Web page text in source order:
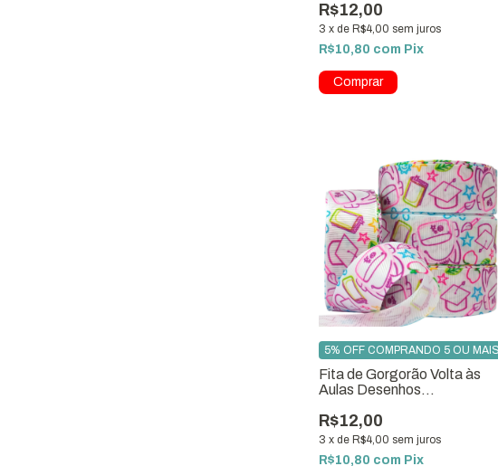
R$12,00
3 xde R$4,00 sem juros
R$10,80 com Pix
Fita de Gorgorão Volta às
Aulas Desenhos
R$12,00
3 xde R$4,00 sem juros
5% OFF COMPRANDO 5 OU MAIS
R$10,80 com Pix